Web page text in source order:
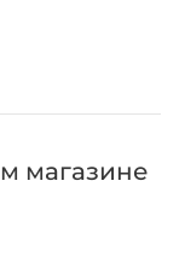
магазине